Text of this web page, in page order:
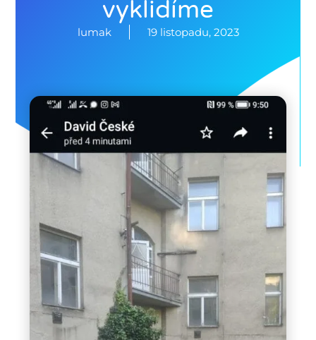
vyklidíme
lumak 19 listopadu, 2023